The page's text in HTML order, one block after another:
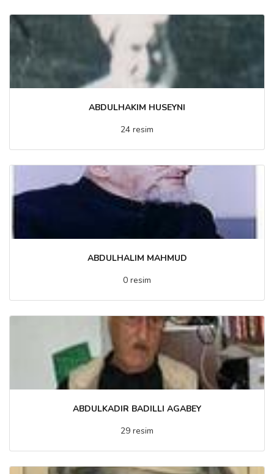
ABDULHAKIM HUSEYNI
24 resim
ABDULHALIM MAHMUD
0 resim
ABDULKADIR BADILLI AGABEY
29 resim